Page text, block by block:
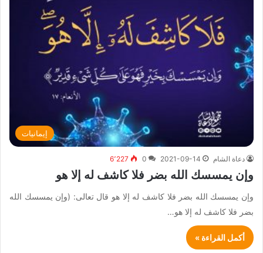
إيمانيات
دعاة الشام 2021-09-14
0 6٬227
وإن يمسسك الله بضر فلا كاشف له إلا هو
وإن يمسسك الله بضر فلا كاشف له إلا هو قال تعالى: (وإن يمسسك الله
بضر فلا كاشف له إلا هو…
أكمل القراءة »